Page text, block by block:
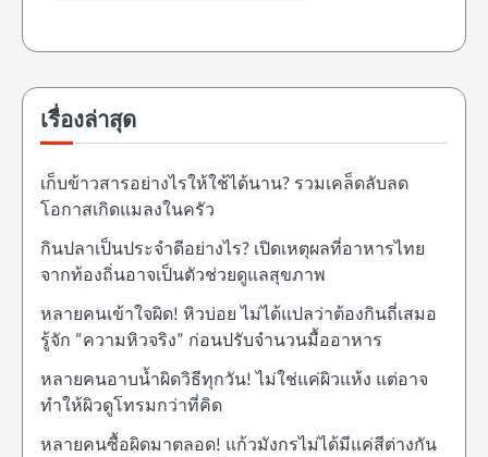
เรื่องล่าสุด
เก็บข้าวสารอย่างไรให้ใช้ได้นาน? รวมเคล็ดลับลด
โอกาสเกิดแมลงในครัว
กินปลาเป็นประจำดีอย่างไร? เปิดเหตุผลที่อาหารไทย
จากท้องถิ่นอาจเป็นตัวช่วยดูแลสุขภาพ
หลายคนเข้าใจผิด! หิวบ่อย ไม่ได้แปลว่าต้องกินถี่เสมอ
รู้จัก “ความหิวจริง” ก่อนปรับจำนวนมื้ออาหาร
หลายคนอาบน้ำผิดวิธีทุกวัน! ไม่ใช่แค่ผิวแห้ง แต่อาจ
ทำให้ผิวดูโทรมกว่าที่คิด
หลายคนซื้อผิดมาตลอด! แก้วมังกรไม่ได้มีแค่สีต่างกัน